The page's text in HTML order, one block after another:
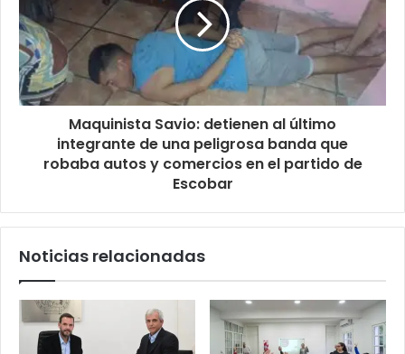
Maquinista Savio: detienen al último
integrante de una peligrosa banda que
robaba autos y comercios en el partido de
Escobar
Noticias relacionadas